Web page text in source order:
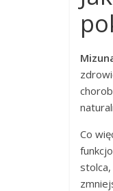
Co
stolca,